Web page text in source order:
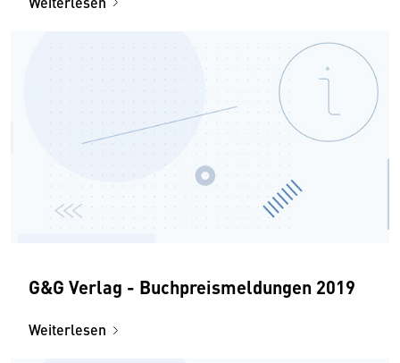
G&G Verlag - Buchpreismeldungen 2019
Weiterlesen